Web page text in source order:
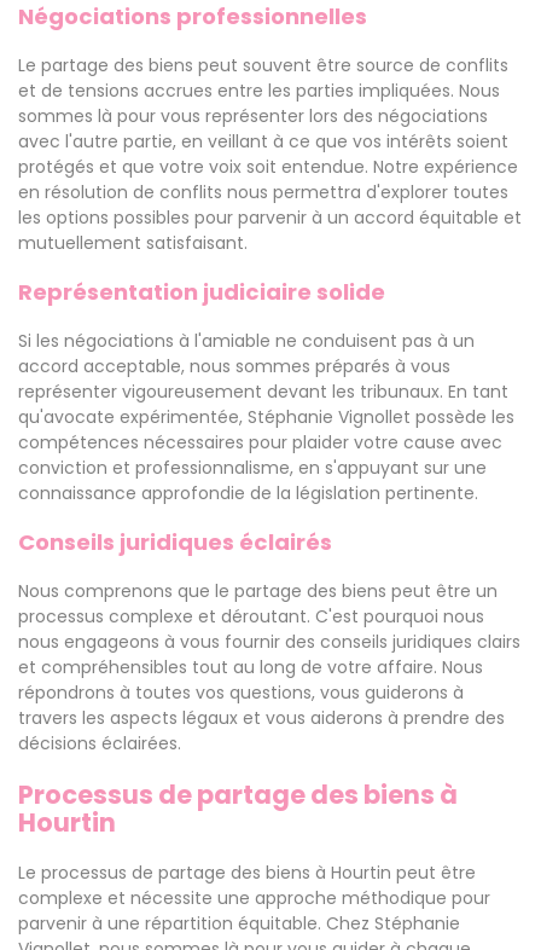
Négociations professionnelles
Le partage des biens peut souvent être source de conflits
et de tensions accrues entre les parties impliquées. Nous
sommes là pour vous représenter lors des négociations
avec l'autre partie, en veillant à ce que vos intérêts soient
protégés et que votre voix soit entendue. Notre expérience
en résolution de conflits nous permettra d'explorer toutes
les options possibles pour parvenir à un accord équitable et
mutuellement satisfaisant.
Représentation judiciaire solide
Si les négociations à l'amiable ne conduisent pas à un
accord acceptable, nous sommes préparés à vous
représenter vigoureusement devant les tribunaux. En tant
qu'avocate expérimentée, Stéphanie Vignollet possède les
compétences nécessaires pour plaider votre cause avec
conviction et professionnalisme, en s'appuyant sur une
connaissance approfondie de la législation pertinente.
Conseils juridiques éclairés
Nous comprenons que le partage des biens peut être un
processus complexe et déroutant. C'est pourquoi nous
nous engageons à vous fournir des conseils juridiques clairs
et compréhensibles tout au long de votre affaire. Nous
répondrons à toutes vos questions, vous guiderons à
travers les aspects légaux et vous aiderons à prendre des
décisions éclairées.
Processus de partage des biens à
Hourtin
Le processus de partage des biens à Hourtin peut être
complexe et nécessite une approche méthodique pour
parvenir à une répartition équitable. Chez Stéphanie